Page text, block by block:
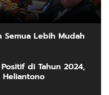
Lebih Mudah
di Tahun 2024,
Heliantono